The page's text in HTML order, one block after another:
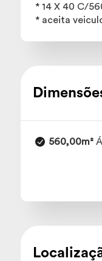
* 14 X 40 C/
* aceita
560,00m²